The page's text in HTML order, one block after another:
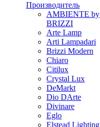
Производитель
AMBIENTE by
BRIZZI
Arte Lamp
Arti Lampadari
Brizzi Modern
Chiaro
Citilux
Crystal Lux
DeMarkt
Dio DArte
Divinare
Eglo
Elstead Lighting